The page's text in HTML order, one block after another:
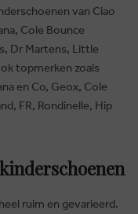
van Ciao
Cole Bounce
Dr Martens, Little
topmerken zoals
en Co, Geox, Cole
FR, Rondinelle, Hip
ruim en gevarieerd.